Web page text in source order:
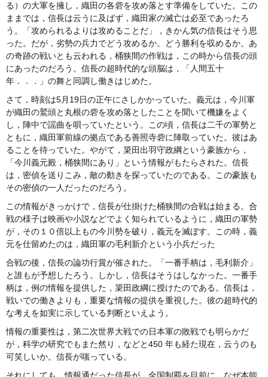
る）の大軍を擁し，織田の各砦を攻め落とす準備をしていた。この
ままでは，信長は云うに及ばず，織田家の滅亡は必至であったろ
う。「攻められるよりは攻めることだ」，きかん気の信長はそう思
った。だが，劣勢の兵力でどう攻めるか。どう勝利を収めるか。あ
の奇跡の戦いとも云われる，桶狭間の作戦は，この時から信長の頭
にあったのだろう。信長の超時代的な頭脳は，「人間五十
年．．．」の舞と同調し働きはじめた。
さて，時刻は5月19日の正午にさしかかっていた。義元は，今川軍
が織田の鷲頭と丸根の砦を攻め落としたことを聞いて機嫌をよく
し，陣中で謡曲を唄っていたという。この頃，信長は二千の軍勢と
ともに，織田軍前線の拠点である善照寺砦に陣取っていた。彼はあ
ることを待っていた。やがて，簗田出羽守政綱という豪族から，
「今川義元殿，桶狭間にあり」という情報がもたらされた。信長
は，密偵を送りこみ，敵の動きを探っていたのである。この豪族も
その密偵の一人だったのだろう。
この情報がきっかけで，信長が仕掛けた桶狭間の合戦は始まる。合
戦の様子は映画や小説などでよく知られているように，織田の軍勢
が，その１０倍以上もの今川勢を破り，義元を滅ぼす。この時，義
元を仕留めたのは，織田軍の毛利新介という小兵だった
合戦の後，信長の論功行賞が催された。「一番手柄は，毛利新介」
と誰もが予想したろう。しかし，信長はそうはしなかった。一番手
柄は，例の情報を提供した，簗田政綱に授けたのである。信長は，
戦いでの働きよりも，重要な情報の提供を重視した。彼の超時代的
な考えを如実に示している判断といえよう。
情報の重要性は，第二次世界大戦での日本軍の敗戦でも明らかだ
が，科学の研究でもまた然り，などと450 年も経た現在，云うのも
可笑しいか。信長が嗤っている。